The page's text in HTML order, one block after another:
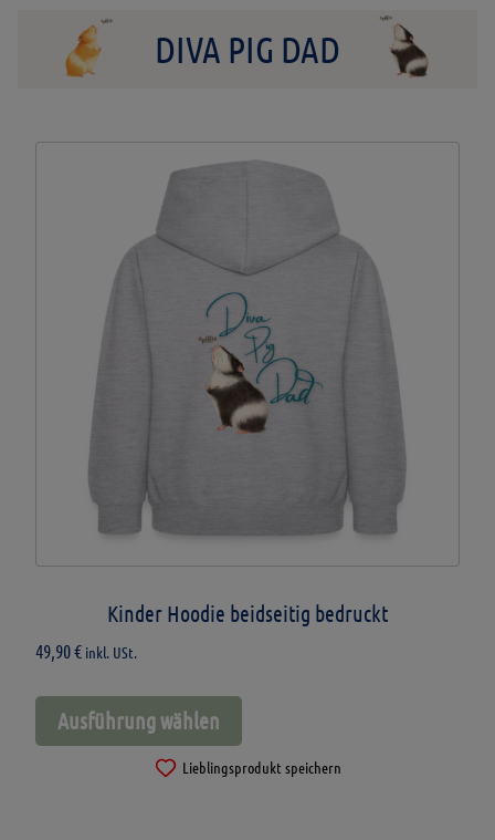
DIVA PIG DAD
Kinder Hoodie beidseitig bedruckt
49,90€ inkl. USt.
Ausführung wählen
weist
Lieblingsprodukt speichern